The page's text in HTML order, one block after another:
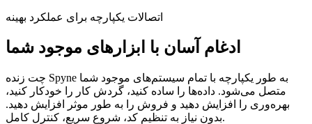
اتصالات یکپارچه برای عملکرد بهینه
ادغام آسان با ابزارهای موجود شما
چت زنده Spyne به طور یکپارچه با تمام سیستم‌های موجود شما
متصل می‌شود. داده‌ها را ساده کنید، گردش کار را خودکار کنید،
بهره‌وری را افزایش دهید و فروش را به طور موثر افزایش دهید.
بدون نیاز به تنظیم کد، شروع سریع، کنترل کامل.